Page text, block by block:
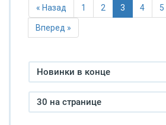
« Назад 1 2 3 4 5
Вперед »
Новинки в конце
30 на странице